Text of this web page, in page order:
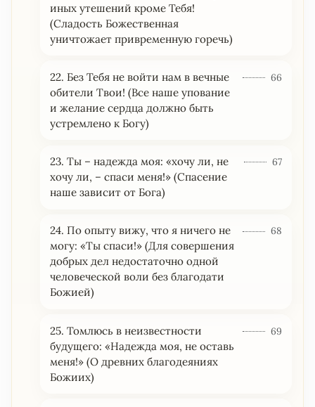
иных утешений кроме Тебя!
(Сладость Божественная
уничтожает привременную горечь)
22. Без Тебя не войти нам в вечные
обители Твои! (Все наше упование
и желание сердца должно быть
устремлено к Богу)
66
23. Ты – надежда моя: «хочу ли, не
хочу ли, – спаси меня!» (Спасение
наше зависит от Бога)
67
24. По опыту вижу, что я ничего не
могу: «Ты спаси!» (Для совершения
добрых дел недостаточно одной
человеческой воли без благодати
Божией)
68
25. Томлюсь в неизвестности
будущего: «Надежда моя, не оставь
меня!» (О древних благодеяниях
Божиих)
69